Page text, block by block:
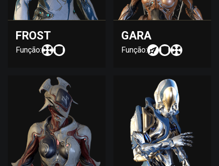
FROST
Função:
GARA
Função: